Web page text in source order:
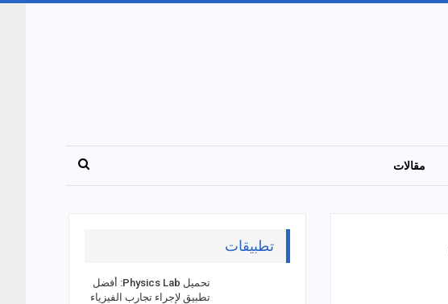
مقالات
تطبيقات
تحميل Physics Lab: أفضل
تطبيق لإجراء تجارب الفيزياء